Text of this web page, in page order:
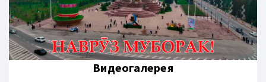
Видеогалерея